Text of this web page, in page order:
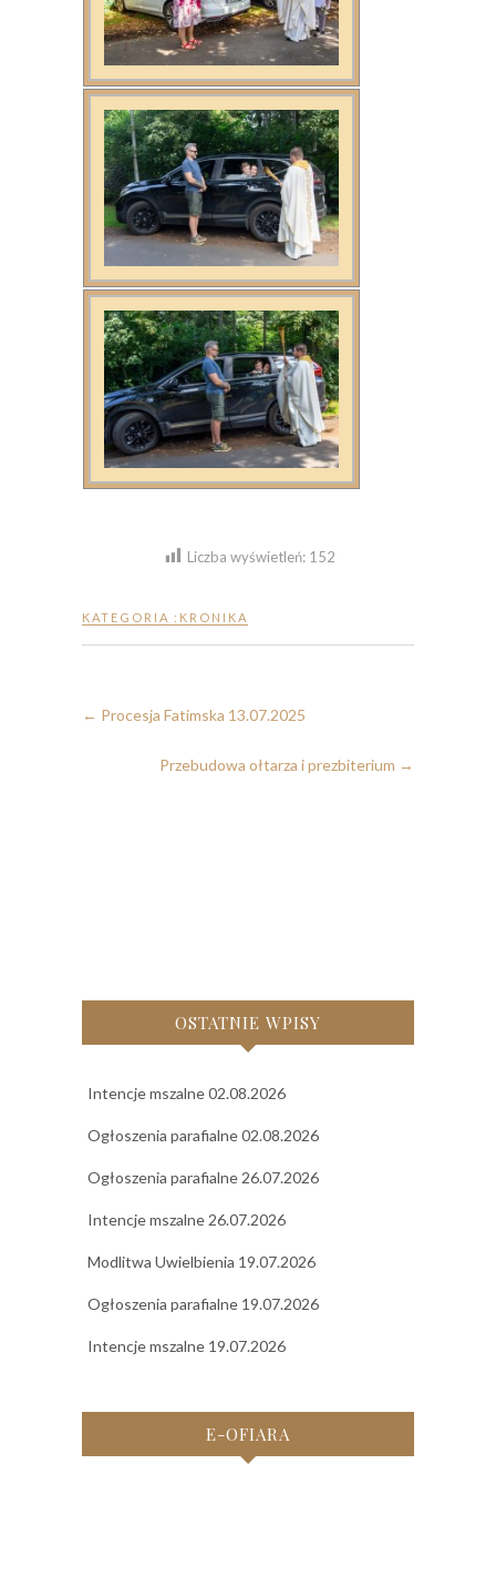
Liczba wyświetleń: 152
KATEGORIA : KRONIKA
← Procesja Fatimska 13.07.2025
Przebudowa ołtarza i prezbiterium →
OSTATNIE WPISY
Intencje mszalne 02.08.2026
Ogłoszenia parafialne 02.08.2026
Ogłoszenia parafialne 26.07.2026
Intencje mszalne 26.07.2026
Modlitwa Uwielbienia 19.07.2026
Ogłoszenia parafialne 19.07.2026
Intencje mszalne 19.07.2026
E-OFIARA